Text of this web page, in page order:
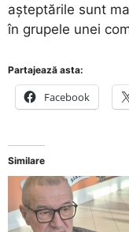
așteptările sunt
în grupele unei
Partajează asta:
Facebook
Similare